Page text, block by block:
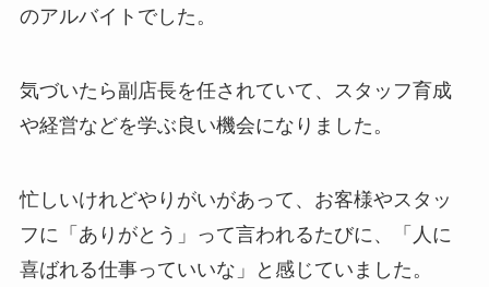
のアルバイトでした。
気づいたら副店長を任されていて、スタッフ育成
や経営などを学ぶ良い機会になりました。
忙しいけれどやりがいがあって、お客様やスタッ
フに「ありがとう」って言われるたびに、「人に
喜ばれる仕事っていいな」と感じていました。